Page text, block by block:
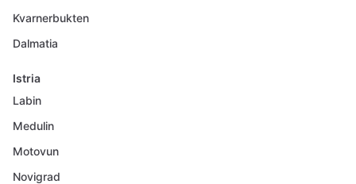
Kvarnerbukten
Dalmatia
Istria
Labin
Medulin
Motovun
Novigrad